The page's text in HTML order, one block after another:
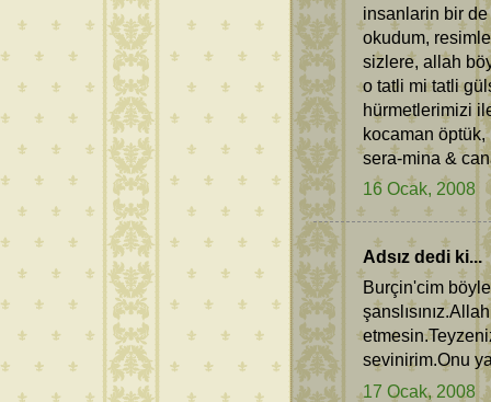
insanlarin bir
okudum,
sizlere, allah
o tatli mi tatli
hürmetlerimizi
kocaman öptük,
sera-mina &
16 Ocak, 2008
Adsız dedi ki...
Burçin'cim
sevinirim.Onu
17 Ocak, 2008